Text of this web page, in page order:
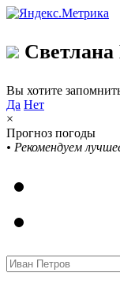
Вы хотите
Да Нет
×
Прогноз погоды
• Рекомендуем